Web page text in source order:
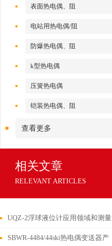
表面热电偶、阻
电站用热电偶/阻
防爆热电偶、阻
k型热电偶
压簧热电偶
铠装热电偶、阻
查看更多
相关文章
RELEVANT ARTICLES
UQZ-2浮球液位计应用领域和测量
原理
SBWR-4484/44ski热电偶变送器产